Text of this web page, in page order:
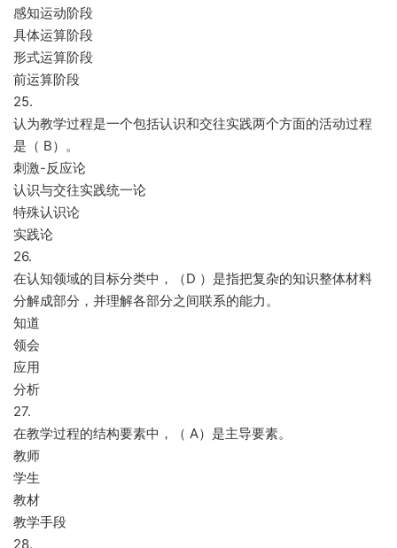
感知运动阶段
具体运算阶段
形式运算阶段
前运算阶段
25.
认为教学过程是一个包括认识和交往实践两个方面的活动过程
是（ B）。
刺激-反应论
认识与交往实践统一论
特殊认识论
实践论
26.
在认知领域的目标分类中，（D ）是指把复杂的知识整体材料
分解成部分，并理解各部分之间联系的能力。
知道
领会
应用
分析
27.
在教学过程的结构要素中，（ A）是主导要素。
教师
学生
教材
教学手段
28.